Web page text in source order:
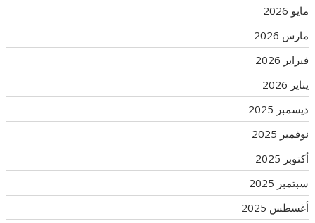
مايو 2026
مارس 2026
فبراير 2026
يناير 2026
ديسمبر 2025
نوفمبر 2025
أكتوبر 2025
سبتمبر 2025
أغسطس 2025